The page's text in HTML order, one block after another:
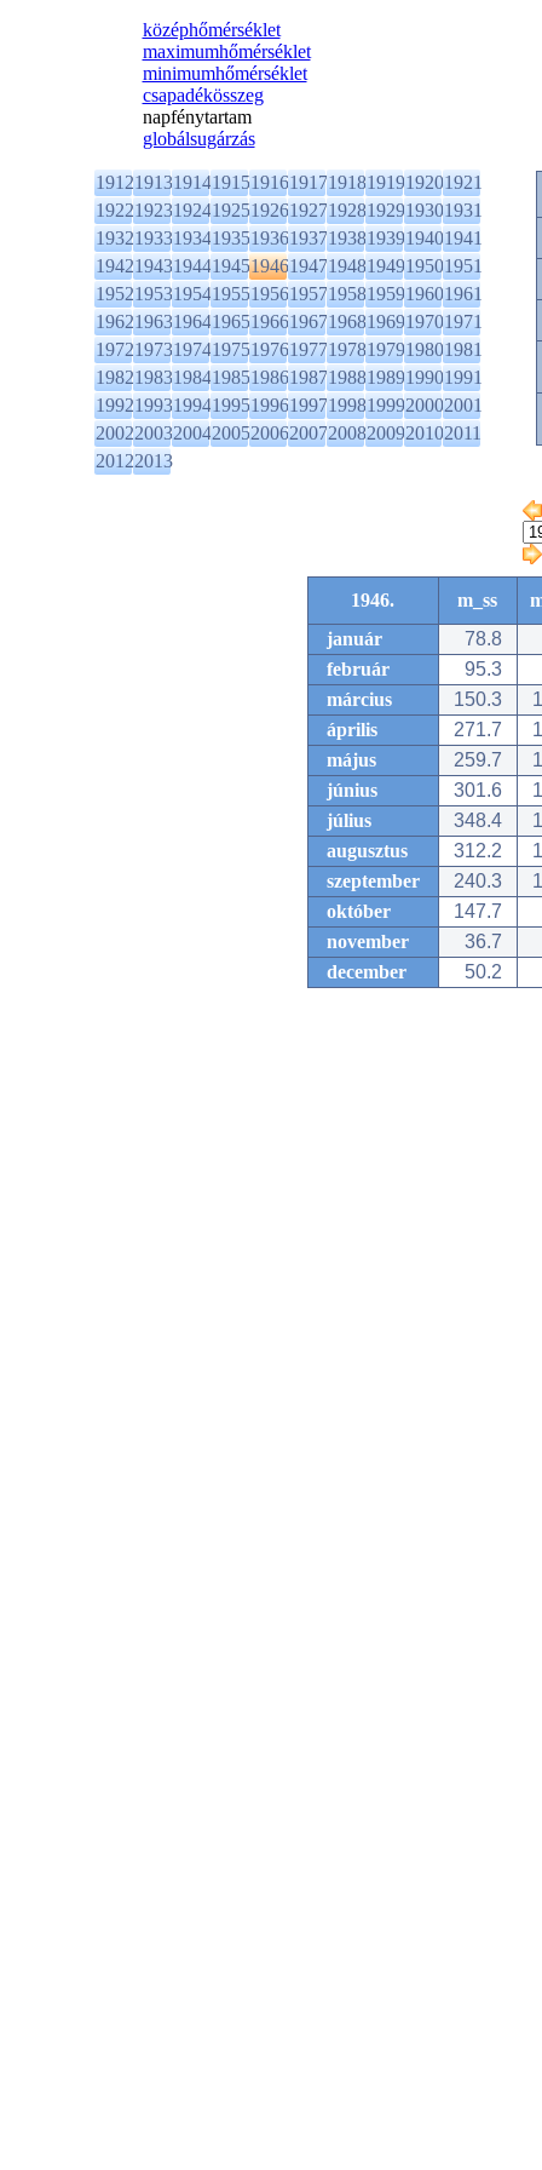
középhőmérséklet
maximumhőmérséklet
minimumhőmérséklet
csapadékösszeg
napfénytartam
globálsugárzás
1912191319141915191619171918191919201921
1922192319241925192619271928192919301931
1932193319341935193619371938193919401941
1942194319441945194619471948194919501951
1952195319541955195619571958195919601961
1962196319641965196619671968196919701971
1972197319741975197619771978197919801981
1982198319841985198619871988198919901991
1992199319941995199619971998199920002001
2002200320042005200620072008200920102011
20122013
1946. m_ss
január
78.8
február
95.3
március
150.3
április
271.7
május
259.7
június
301.6
július
348.4
augusztus
312.2
szeptember
240.3
október
147.7
november
36.7
december
50.2